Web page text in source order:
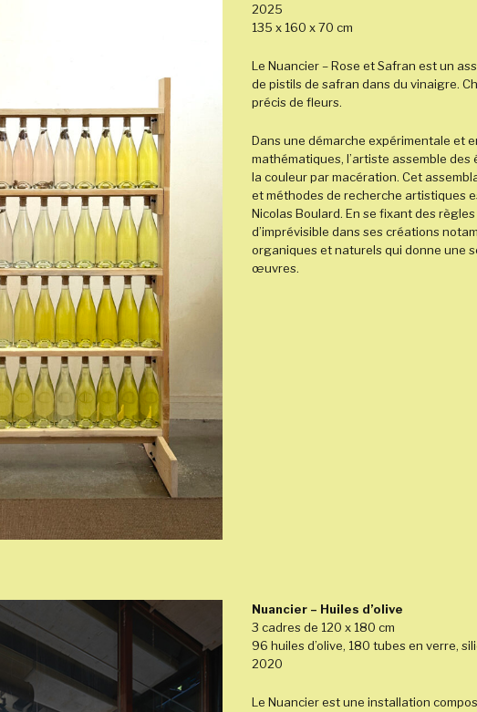
2025
135 x 160 x 70 cm
Le Nuancier – Rose et Safran est un
de pistils de safran dans du vinaigre.
précis de fleurs.
Dans une démarche expérimentale et
mathématiques, l’artiste assemble
la couleur par macération. Cet
et méthodes de recherche artistiques
Nicolas Boulard. En se fixant des
d’imprévisible dans ses créations
organiques et naturels qui donne une
œuvres.
Nuancier – Huiles d’olive
3 cadres de 120 x 180 cm
96 huiles d’olive, 180 tubes en verre,
2020
Le Nuancier est une installation